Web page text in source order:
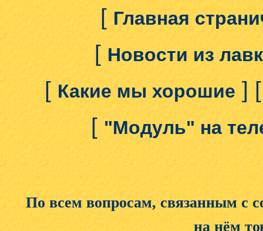
[Главная
[Новости из
[Какие мы хорошие]
["Модуль" на
По всем вопросам, связанным с
на нём